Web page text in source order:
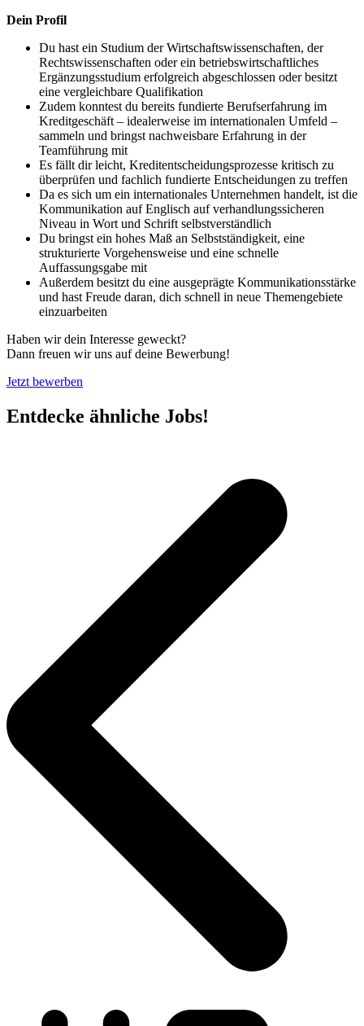
Dein Profil
Du hast ein Studium der Wirtschaftswissenschaften, der
Rechtswissenschaften oder ein betriebswirtschaftliches
Ergänzungsstudium erfolgreich abgeschlossen oder besitzt
eine vergleichbare Qualifikation
Zudem konntest du bereits fundierte Berufserfahrung im
Kreditgeschäft – idealerweise im internationalen Umfeld –
sammeln und bringst nachweisbare Erfahrung in der
Teamführung mit
Es fällt dir leicht, Kreditentscheidungsprozesse kritisch zu
überprüfen und fachlich fundierte Entscheidungen zu treffen
Da es sich um ein internationales Unternehmen handelt, ist die
Kommunikation auf Englisch auf verhandlungssicheren
Niveau in Wort und Schrift selbstverständlich
Du bringst ein hohes Maß an Selbstständigkeit, eine
strukturierte Vorgehensweise und eine schnelle
Auffassungsgabe mit
Außerdem besitzt du eine ausgeprägte Kommunikationsstärke
und hast Freude daran, dich schnell in neue Themengebiete
einzuarbeiten
Haben wir dein Interesse geweckt?
Dann freuen wir uns auf deine Bewerbung!
Jetzt bewerben
Entdecke ähnliche Jobs!